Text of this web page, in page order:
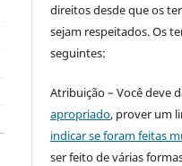
direitos desde que os
sejam respeitados. Os
seguintes:
Atribuição – Você deve
apropriado, prover um
indicar se foram feitas
ser feito de várias